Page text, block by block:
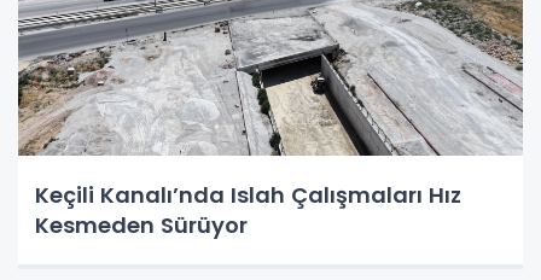
Keçili Kanalı’nda Islah Çalışmaları Hız
Kesmeden Sürüyor